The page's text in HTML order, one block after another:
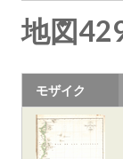
地図
モザイク